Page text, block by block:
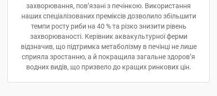
захворювання, пов’язані з печінкою. Використання
наших спеціалізованих преміксів дозволило збільшити
темпи росту риби на 40 % та різко знизити рівень
захворюваності. Керівник аквакультурної ферми
відзначив, що підтримка метаболізму в печінці не лише
сприяла зростанню, а й покращила загальне здоров’я
водних видів, що призвело до кращих ринкових цін.